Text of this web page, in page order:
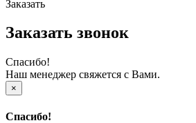
Заказать
Заказать звонок
Спасибо!
Наш менеджер свяжется с Вами.
×
Спасибо!